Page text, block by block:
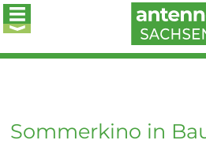
Sommerkino in